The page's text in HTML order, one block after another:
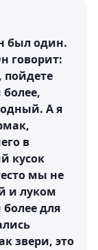
был один.
говорит:
пойдете
А я
в
кусок
мы не
и луком
для
звери, это